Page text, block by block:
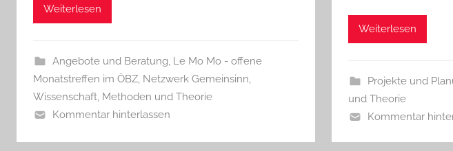
Weiterlesen
Angebote und Beratung, Le Mo Mo - offene
Monatstreffen im ÖBZ, Netzwerk Gemeinsinn,
Wissenschaft, Methoden und Theorie
Kommentar hinterlassen
Weiterlesen
Projekte und
und Theorie
Kommentar